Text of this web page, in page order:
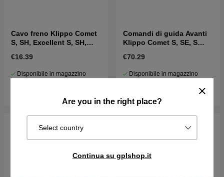
Are you in the right place?
Select country
Continua su gplshop.it
Cavo freno Klippo Comet
S, SH, Excellent S, SH,
€16.39
Disponibile in magazzino
Comandi di guida Avanti
Klippo Comet S, SE, S
€70.29
Disponibile in magazzino